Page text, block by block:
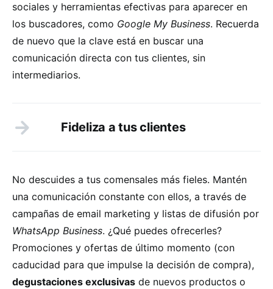
sociales y herramientas efectivas para aparecer en
los buscadores, como Google My Business. Recuerda
de nuevo que la clave está en buscar una
comunicación directa con tus clientes, sin
intermediarios.
Fideliza a tus clientes
No descuides a tus comensales más fieles. Mantén
una comunicación constante con ellos, a través de
campañas de email marketing y listas de difusión por
WhatsApp Business. ¿Qué puedes ofrecerles?
Promociones y ofertas de último momento (con
caducidad para que impulse la decisión de compra),
degustaciones exclusivas de nuevos productos o